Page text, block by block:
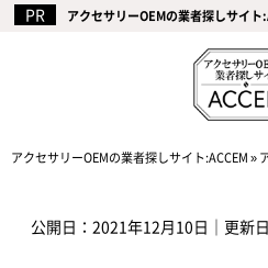
アクセサリーOEMの業者探しサイト
アクセサリーOEMの業者探しサイト:ACCEM»
公開日： 2021年12月10日 ｜更新